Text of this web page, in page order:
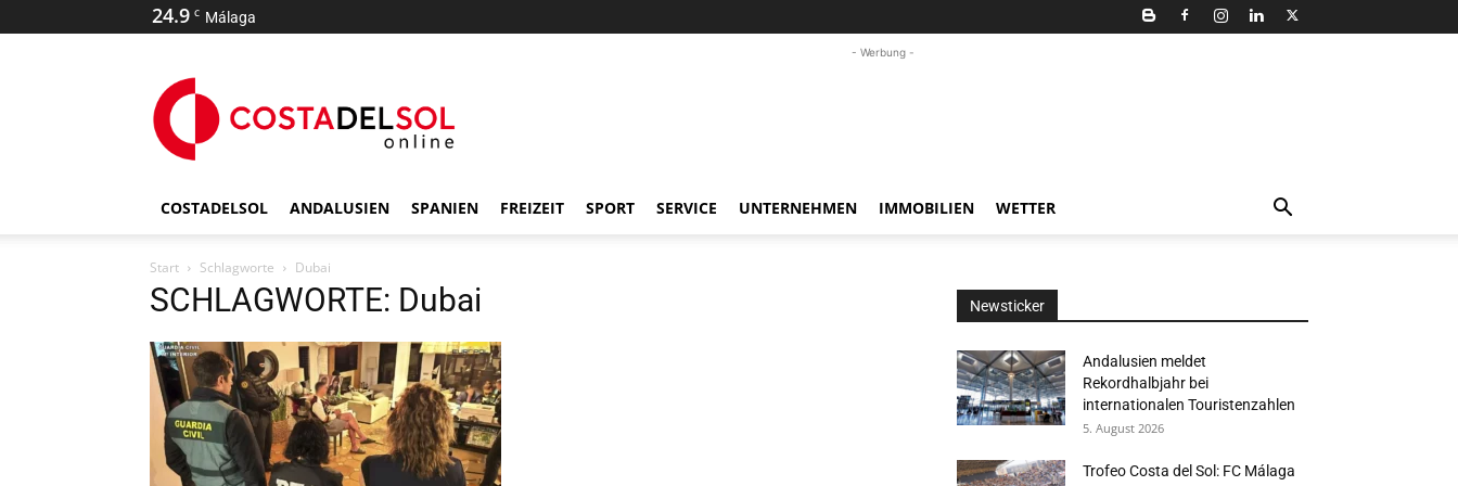
24.9 C Málaga
- Werbung -
COSTADELSOL ANDALUSIEN SPANIEN FREIZEIT SPORT SERVICE UNTERNEHMEN IMMOBILIEN WETTER
Start Schlagworte Dubai
SCHLAGWORTE: Dubai Newsticker
Andalusien meldet
Rekordhalbjahr bei
internationalen Touristenzahlen
5. August 2026
Trofeo Costa del Sol: FC Málaga